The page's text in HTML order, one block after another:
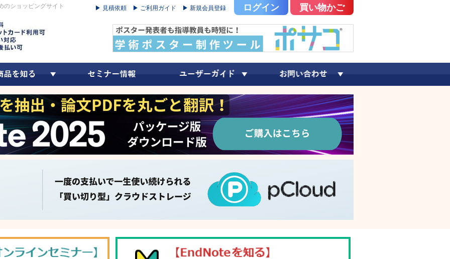
のショッピングサイト ▶ 見積依頼 ▶ ご利用ガイド ▶ 新規会員登録 ログイン 買い物かご